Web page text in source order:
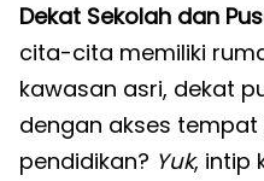
Dekat Sekolah dan
cita-cita memiliki
kawasan asri, dekat
dengan akses
pendidikan? Yuk, intip